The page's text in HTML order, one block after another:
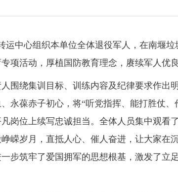
中心组织本单位全体退役军人，在南堰垃
项活动，厚植国防教育理念，赓续军人优良
绕集训目标、训练内容及纪律要求作出
永葆赤子初心，将“听党指挥、能打胜仗、
岗位上续写忠诚担当。全体人员集中观看
嵘岁月，直抵人心、催人奋进，让大家在
步筑牢了爱国拥军的思想根基，激发了立